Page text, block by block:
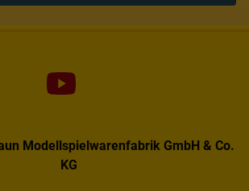
Modellspielwarenfabrik GmbH & Co.
KG